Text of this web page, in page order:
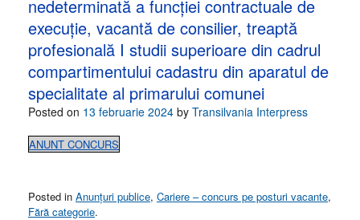
nedeterminată a funcţiei contractuale de
execuţie, vacantă de consilier, treaptă
profesională I studii superioare din cadrul
compartimentului cadastru din aparatul de
specialitate al primarului comunei
Posted on 13 februarie 2024 by Transilvania Interpress
ANUNT CONCURS
Posted in Anunțuri publice, Cariere – concurs pe posturi vacante,
Fără categorie.